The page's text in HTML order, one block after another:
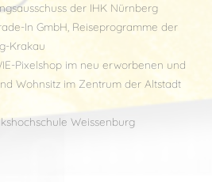
der IHK Nürnberg
In GmbH, Reiseprogramme der
Krakau
Pixelshop im neu erworbenen und
Wohnsitz im Zentrum der Altstadt
Weissenburg